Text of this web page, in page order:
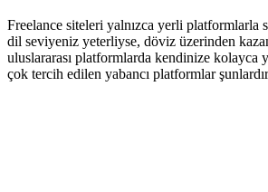
Freelance siteleri yalnızca yerli platformlarla
dil seviyeniz yeterliyse, döviz üzerinden
uluslararası platformlarda kendinize kolayca
çok tercih edilen yabancı platformlar